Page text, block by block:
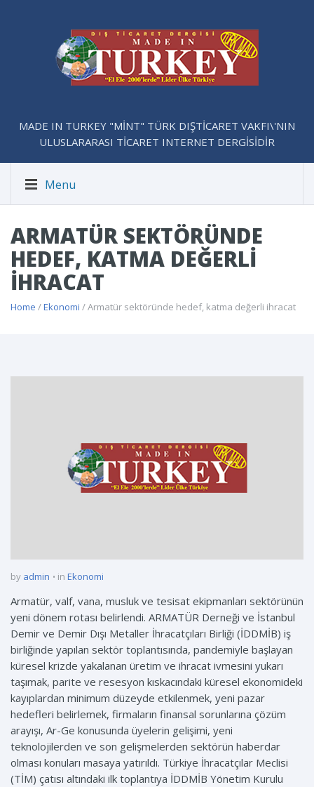
MADE IN TURKEY "MİNT" TÜRK DIŞTİCARET VAKFI\'NIN
ULUSLARARASI TİCARET INTERNET DERGİSİDİR
Menu
ARMATÜR SEKTÖRÜNDE
HEDEF, KATMA DEĞERLI
IHRACAT
Home /Ekonomi / Armatür sektöründe hedef, katma değerli ihracat
by admin in Ekonomi
Armatür, valf, vana, musluk ve tesisat ekipmanları sektörünün
yeni dönem rotası belirlendi. ARMATÜR Derneği ve İstanbul
Demir ve Demir Dışı Metaller İhracatçıları Birliği (İDDMİB) iş
birliğinde yapılan sektör toplantısında, pandemiyle başlayan
küresel krizde yakalanan üretim ve ihracat ivmesini yukarı
taşımak, parite ve resesyon kıskacındaki küresel ekonomideki
kayıplardan minimum düzeyde etkilenmek, yeni pazar
hedefleri belirlemek, firmaların finansal sorunlarına çözüm
arayışı, Ar-Ge konusunda üyelerin gelişimi, yeni
teknolojilerden ve son gelişmelerden sektörün haberdar
olması konuları masaya yatırıldı. Türkiye İhracatçılar Meclisi
(TİM) çatısı altındaki ilk toplantıya İDDMİB Yönetim Kurulu